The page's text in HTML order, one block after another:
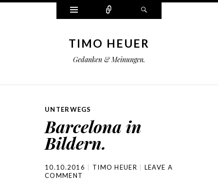
Widgets Connect
TIMO HEUER
Gedanken & Meinungen.
UNTERWEGS
Barcelona in
Bildern.
10.10.2016 TIMO HEUER
LEAVE A
COMMENT